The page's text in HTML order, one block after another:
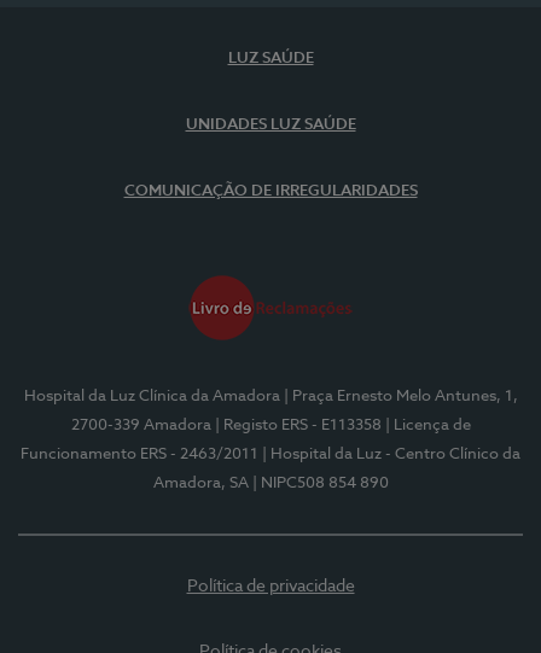
LUZ SAÚDE
UNIDADES LUZ SAÚDE
COMUNICAÇÃO DE IRREGULARIDADES
Hospital da Luz Clínica da Amadora
| Praça Ernesto Melo Antunes, 1,
2700-339 Amadora
| Registo ERS - E113358
| Licença de
Funcionamento ERS - 2463/2011
| Hospital da Luz - Centro Clínico da
Amadora, SA
| NIPC508 854 890
Política de privacidade